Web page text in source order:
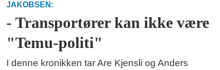
JAKOBSEN:
- Transportører kan ikke være
"Temu-politi"
I denne kronikken tar Are Kjensli og Anders